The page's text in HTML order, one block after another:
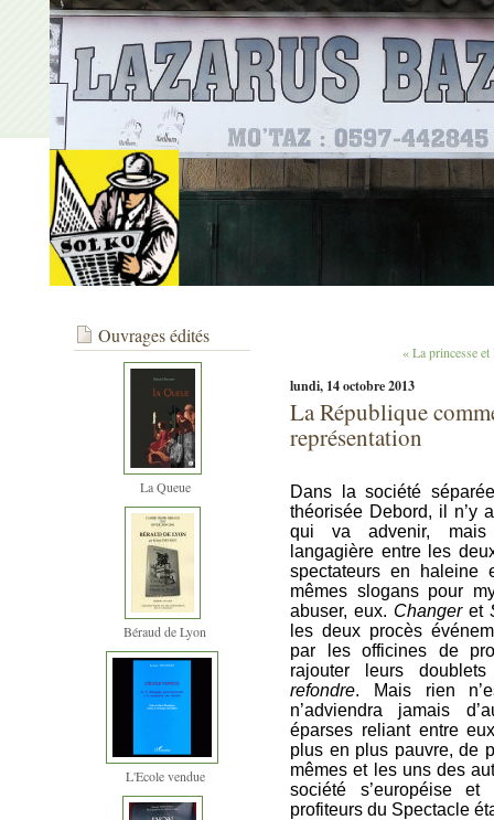
Ouvrages édités
La Queue
Béraud de Lyon
L'Ecole vendue
« La princesse
lundi, 14 octobre 2013
La République
représentation
Dans la société
théorisée Debord, il n’y
qui va advenir, mais
langagière entre les
spectateurs en haleine
mêmes slogans pour
abuser, eux. Changeret
les deux procès
par les officines de
rajouter leurs
refondre. Mais rien
n’adviendra jamais
éparses reliant entre
plus en plus pauvre, de
mêmes et les uns des
société s’européise
profiteurs du Spectacle